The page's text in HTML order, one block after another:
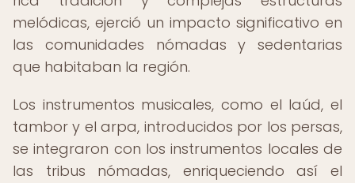
melódicas, ejerció un impacto significativo en
las comunidades nómadas y sedentarias
que habitaban la región.
Los instrumentos musicales, como el laúd, el
tambor y el arpa, introducidos por los persas,
se integraron con los instrumentos locales de
las tribus nómadas, enriqueciendo así el